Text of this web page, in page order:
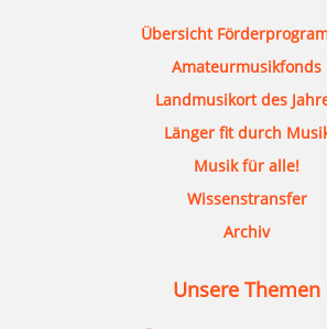
Übersicht
Amateurmusikfonds
Landmusikort des
Länger fit durch
Musik für alle!
Wissenstransfer
Archiv
Unsere Themen